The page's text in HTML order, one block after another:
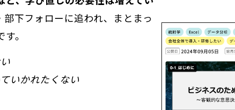
下フォローに追われ、まとまっ
。
いかれたくない